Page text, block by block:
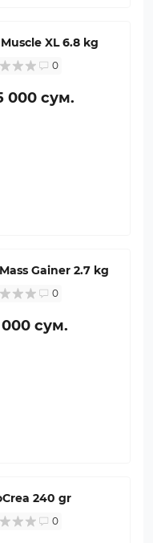
XL 6.8 kg
0
000 сум.
Gainer 2.7 kg
0
сум.
240 gr
0